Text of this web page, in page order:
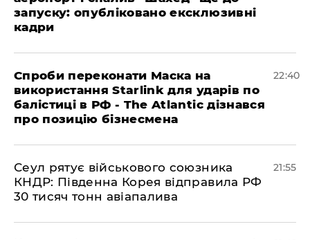
запуску: опубліковано ексклюзивні
кадри
​Спроби переконати Маска на
використання Starlink для ударів по
балістиці в РФ - The Atlantic дізнався
про позицію бізнесмена
22:40
​Сеул рятує військового союзника
КНДР: Південна Корея відправила РФ
30 тисяч тонн авіапалива
21:55